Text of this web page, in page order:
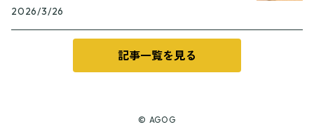
2026/3/26
記事一覧を見る
© AGOG